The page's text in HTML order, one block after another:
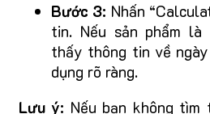
Bước 3: Nhấn
tin. Nếu sản phẩm là
thấy thông tin về
dụng rõ ràng.
Lưu ý: Nếu bạn không